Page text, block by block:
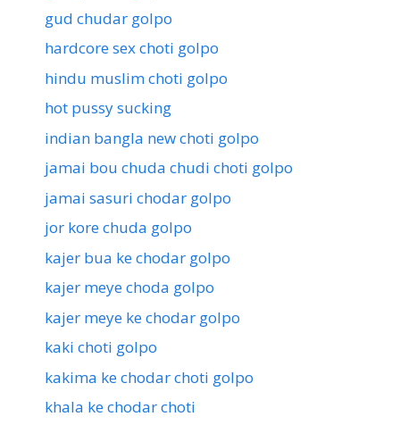
gud chudar golpo
hardcore sex choti golpo
hindu muslim choti golpo
hot pussy sucking
indian bangla new choti golpo
jamai bou chuda chudi choti golpo
jamai sasuri chodar golpo
jor kore chuda golpo
kajer bua ke chodar golpo
kajer meye choda golpo
kajer meye ke chodar golpo
kaki choti golpo
kakima ke chodar choti golpo
khala ke chodar choti